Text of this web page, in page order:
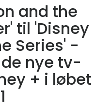
and the
​​til 'Disney
Series' -
nye tv-
+ i løbet